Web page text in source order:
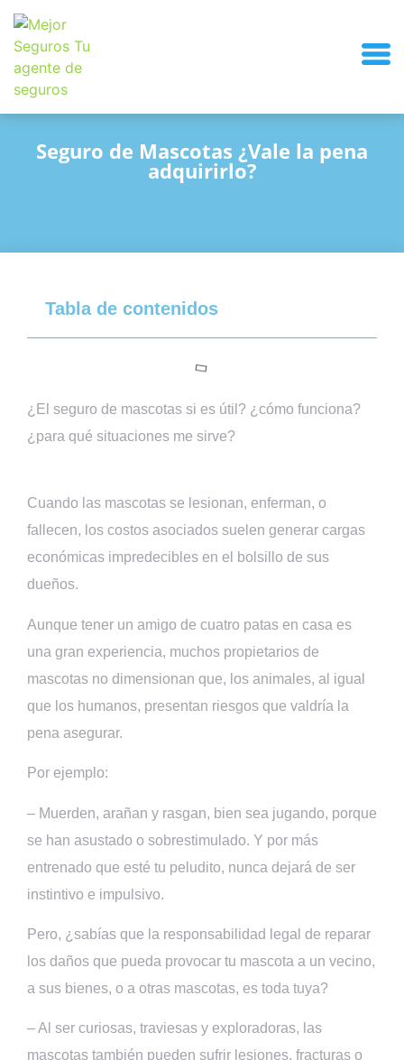
Seguro de Mascotas ¿Vale la pena
adquirirlo?
Tabla de contenidos
¿El seguro de mascotas si es útil? ¿cómo funciona?
¿para qué situaciones me sirve?
Cuando las mascotas se lesionan, enferman, o
fallecen, los costos asociados suelen generar cargas
económicas impredecibles en el bolsillo de sus
dueños.
Aunque tener un amigo de cuatro patas en casa es
una gran experiencia, muchos propietarios de
mascotas no dimensionan que, los animales, al igual
que los humanos, presentan riesgos que valdría la
pena asegurar.
Por ejemplo:
– Muerden, arañan y rasgan, bien sea jugando, porque
se han asustado o sobrestimulado. Y por más
entrenado que esté tu peludito, nunca dejará de ser
instintivo e impulsivo.
Pero, ¿sabías que la responsabilidad legal de reparar
los daños que pueda provocar tu mascota a un vecino,
a sus bienes, o a otras mascotas, es toda tuya?
– Al ser curiosas, traviesas y exploradoras, las
mascotas también pueden sufrir lesiones, fracturas o